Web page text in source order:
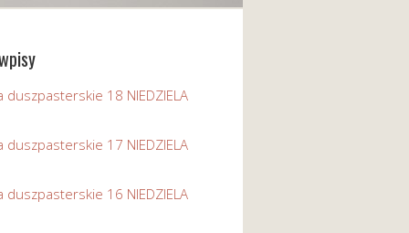
duszpasterskie 18 NIEDZIELA
duszpasterskie 17 NIEDZIELA
duszpasterskie 16 NIEDZIELA